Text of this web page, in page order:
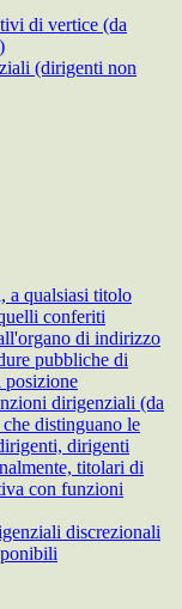
di vertice (da
(dirigenti non
a qualsiasi titolo
conferiti
di indirizzo
pubbliche di
posizione
dirigenziali (da
distinguano le
dirigenti
titolari di
con funzioni
discrezionali